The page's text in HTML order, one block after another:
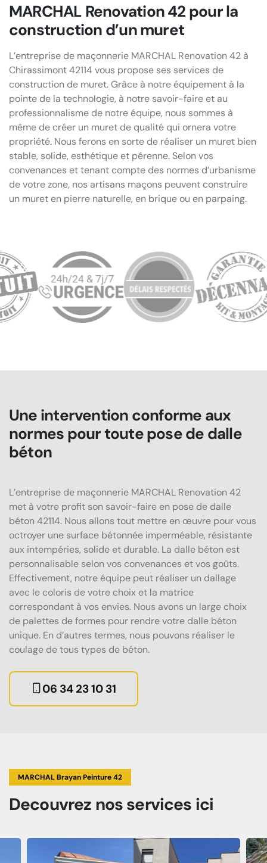
MARCHAL Renovation 42 pour la
construction d’un muret
L’entreprise de maçonnerie MARCHAL Renovation 42 à
Chirassimont 42114 vous propose ses services de
construction de muret. Grâce à notre équipement à la
pointe de la technologie, à notre savoir-faire et au
professionnalisme de notre équipe, nous sommes à
même de créer un muret de qualité qui ornera votre
propriété. Nous ferons en sorte de réaliser un muret bien
stable, solide, esthétique et pérenne. Selon vos
convenances et tenant compte des normes d’urbanisme
de votre zone, nos artisans maçons peuvent construire
un muret en pierre naturelle, en brique ou en parpaing.
Une intervention conforme aux
normes pour toute pose de dalle
béton
L’entreprise de maçonnerie MARCHAL Renovation 42
met à votre profit son savoir-faire en pose de dalle
béton 42114. Nous allons tout mettre en œuvre pour vous
octroyer une surface bétonnée imperméable, résistante
aux intempéries, solide et durable. La dalle béton est
personnalisable selon vos convenances et vos goûts.
Effectivement, notre équipe peut réaliser un dallage
avec le coloris de votre choix et la matrice
correspondant à vos envies. Nous avons un large choix
de palettes de formes pour rendre votre dalle béton
unique. En d’autres termes, nous pouvons réaliser le
coulage de tous types de béton.
06 34 23 10 31
MARCHAL Brayan Peinture 42
Decouvrez nos services ici